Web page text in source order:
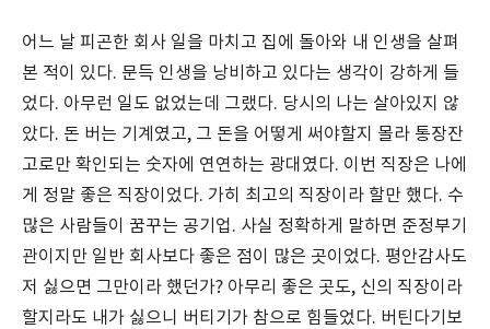
어느 날 피곤한 회사 일을 마치고 집에 돌아와 내 인생을 살펴
본 적이 있다. 문득 인생을 낭비하고 있다는 생각이 강하게 들
었다. 아무런 일도 없었는데 그랬다. 당시의 나는 살아있지 않
았다. 돈 버는 기계였고, 그 돈을 어떻게 써야할지 몰라 통장잔
고로만 확인되는 숫자에 연연하는 광대였다. 이번 직장은 나에
게 정말 좋은 직장이었다. 가히 최고의 직장이라 할만 했다. 수
많은 사람들이 꿈꾸는 공기업. 사실 정확하게 말하면 준정부기
관이지만 일반 회사보다 좋은 점이 많은 곳이었다. 평안감사도
저 싫으면 그만이라 했던가? 아무리 좋은 곳도, 신의 직장이라
할지라도 내가 싫으니 버티기가 참으로 힘들었다. 버틴다기보